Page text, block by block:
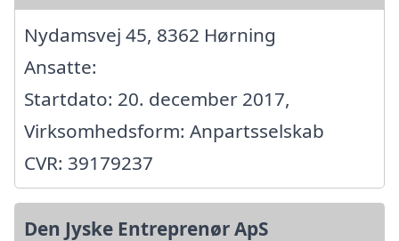
Nydamsvej 45, 8362 Hørning
Ansatte:
Startdato: 20. december 2017,
Virksomhedsform: Anpartsselskab
CVR: 39179237
Den Jyske Entreprenør ApS